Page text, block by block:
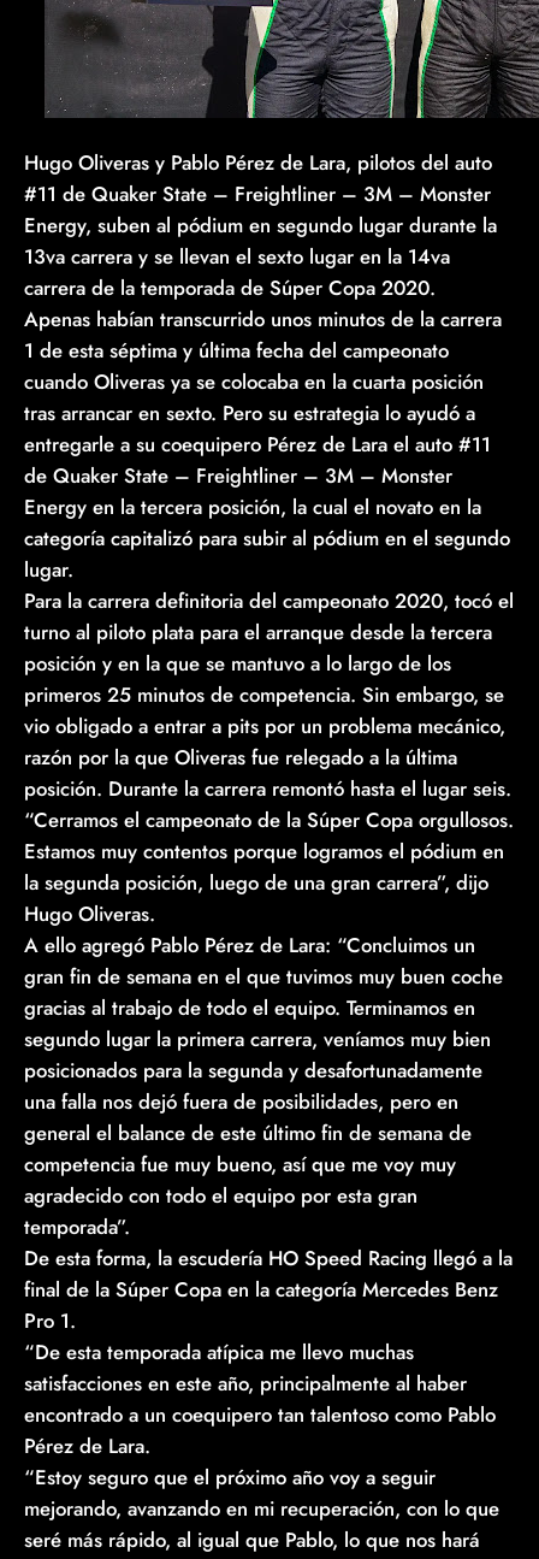
Hugo Oliveras y Pablo Pérez de Lara, pilotos del auto
#11 de Quaker State – Freightliner – 3M – Monster
Energy, suben al pódium en segundo lugar durante la
13va carrera y se llevan el sexto lugar en la 14va
carrera de la temporada de Súper Copa 2020.
Apenas habían transcurrido unos minutos de la carrera
1 de esta séptima y última fecha del campeonato
cuando Oliveras ya se colocaba en la cuarta posición
tras arrancar en sexto. Pero su estrategia lo ayudó a
entregarle a su coequipero Pérez de Lara el auto #11
de Quaker State – Freightliner – 3M – Monster
Energy en la tercera posición, la cual el novato en la
categoría capitalizó para subir al pódium en el segundo
lugar.
Para la carrera definitoria del campeonato 2020, tocó el
turno al piloto plata para el arranque desde la tercera
posición y en la que se mantuvo a lo largo de los
primeros 25 minutos de competencia. Sin embargo, se
vio obligado a entrar a pits por un problema mecánico,
razón por la que Oliveras fue relegado a la última
posición. Durante la carrera remontó hasta el lugar seis.
“Cerramos el campeonato de la Súper Copa orgullosos.
Estamos muy contentos porque logramos el pódium en
la segunda posición, luego de una gran carrera”, dijo
Hugo Oliveras.
A ello agregó Pablo Pérez de Lara: “Concluimos un
gran fin de semana en el que tuvimos muy buen coche
gracias al trabajo de todo el equipo. Terminamos en
segundo lugar la primera carrera, veníamos muy bien
posicionados para la segunda y desafortunadamente
una falla nos dejó fuera de posibilidades, pero en
general el balance de este último fin de semana de
competencia fue muy bueno, así que me voy muy
agradecido con todo el equipo por esta gran
temporada”.
De esta forma, la escudería HO Speed Racing llegó a la
final de la Súper Copa en la categoría Mercedes Benz
Pro 1.
“De esta temporada atípica me llevo muchas
satisfacciones en este año, principalmente al haber
encontrado a un coequipero tan talentoso como Pablo
Pérez de Lara.
“Estoy seguro que el próximo año voy a seguir
mejorando, avanzando en mi recuperación, con lo que
seré más rápido, al igual que Pablo, lo que nos hará